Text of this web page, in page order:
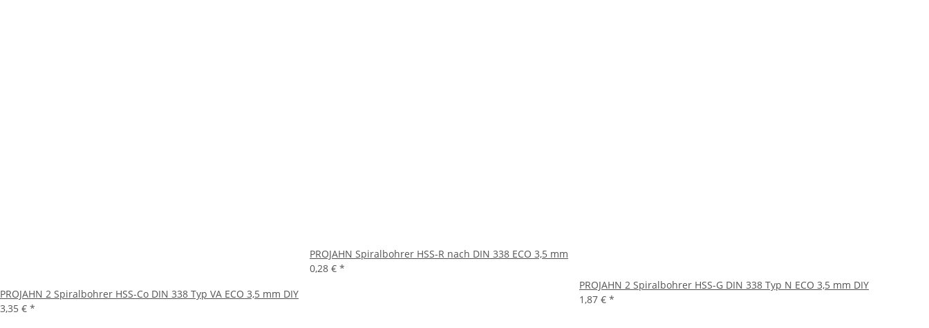
PROJAHN 2 Spiralbohrer HSS-Co DIN 338 Typ VA ECO 3,5 mm DIY
3,35 € *
PROJAHN Spiralbohrer HSS-R nach DIN 338 ECO 3,5 mm
0,28 € *
PROJAHN 2 Spiralbohrer HSS-G DIN 338 Typ N ECO 3,5 mm DIY
1,87 € *